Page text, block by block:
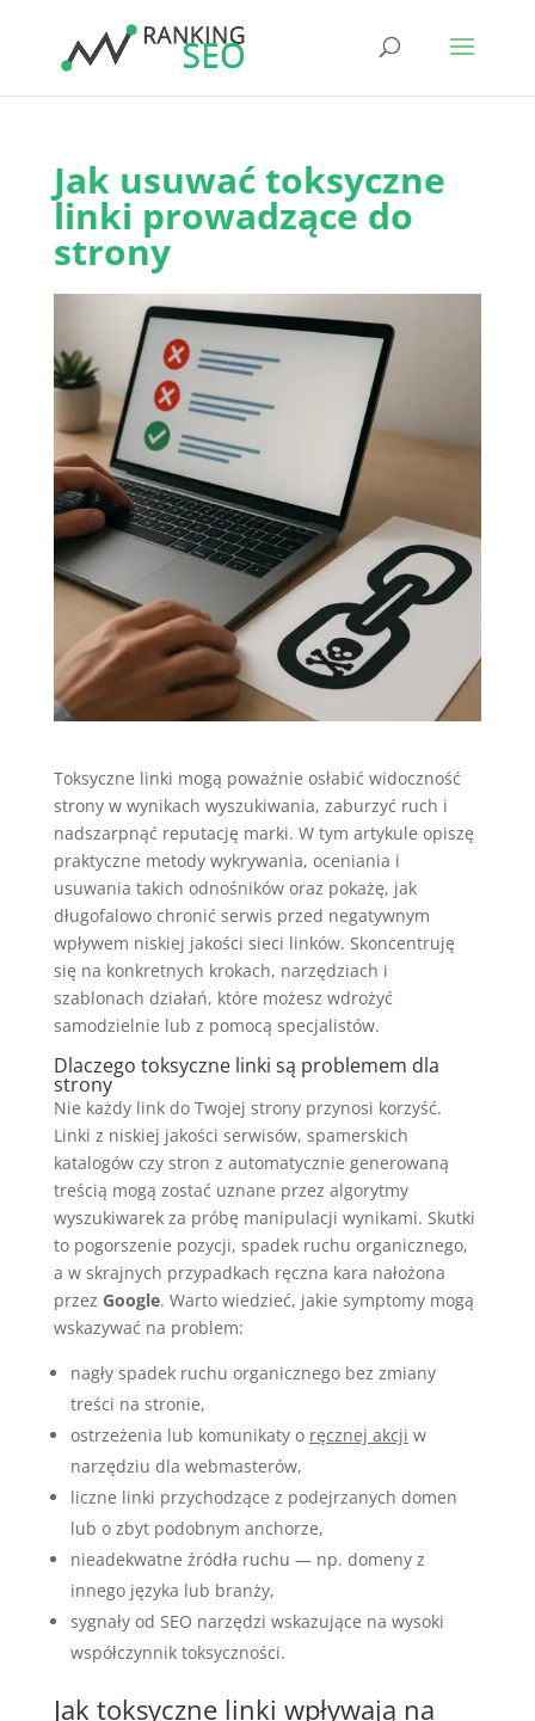
Jak usuwać toksyczne
linki prowadzące do
strony
Toksyczne linki mogą poważnie osłabić widoczność
strony w wynikach wyszukiwania, zaburzyć ruch i
nadszarpnąć reputację marki. W tym artykule opiszę
praktyczne metody wykrywania, oceniania i
usuwania takich odnośników oraz pokażę, jak
długofalowo chronić serwis przed negatywnym
wpływem niskiej jakości sieci linków. Skoncentruję
się na konkretnych krokach, narzędziach i
szablonach działań, które możesz wdrożyć
samodzielnie lub z pomocą specjalistów.
Dlaczego toksyczne linki są problemem dla
strony
Nie każdy link do Twojej strony przynosi korzyść.
Linki z niskiej jakości serwisów, spamerskich
katalogów czy stron z automatycznie generowaną
treścią mogą zostać uznane przez algorytmy
wyszukiwarek za próbę manipulacji wynikami. Skutki
to pogorszenie pozycji, spadek ruchu organicznego,
a w skrajnych przypadkach ręczna kara nałożona
przez Google. Warto wiedzieć, jakie symptomy mogą
wskazywać na problem:
nagły spadek ruchu organicznego bez zmiany
treści na stronie,
ostrzeżenia lub komunikaty o ręcznej akcji w
narzędziu dla webmasterów,
liczne linki przychodzące z podejrzanych domen
lub o zbyt podobnym anchorze,
nieadekwatne źródła ruchu — np. domeny z
innego języka lub branży,
sygnały od SEO narzędzi wskazujące na wysoki
współczynnik toksyczności.
Jak toksyczne linki wpływają na